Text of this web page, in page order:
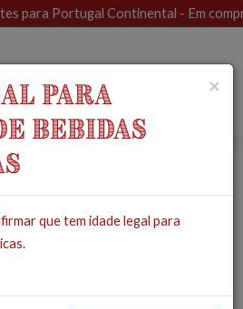
para Portugal Continental - Em
Atum com
Canela em
×
PARA
BEBIDAS
que tem idade legal para